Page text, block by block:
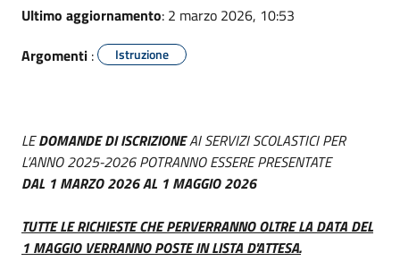
Ultimo aggiornamento: 2 marzo 2026, 10:53
Argomenti : Istruzione
LEDOMANDE DI ISCRIZIONEAI SERVIZI SCOLASTICI PER
L’ANNO 2025-2026 POTRANNO ESSERE PRESENTATE
DAL 1 MARZO 2026 AL 1 MAGGIO 2026
TUTTE LE RICHIESTE CHE PERVERRANNO OLTRE LA DATA DEL
1 MAGGIO VERRANNO POSTE IN LISTA D'ATTESA.